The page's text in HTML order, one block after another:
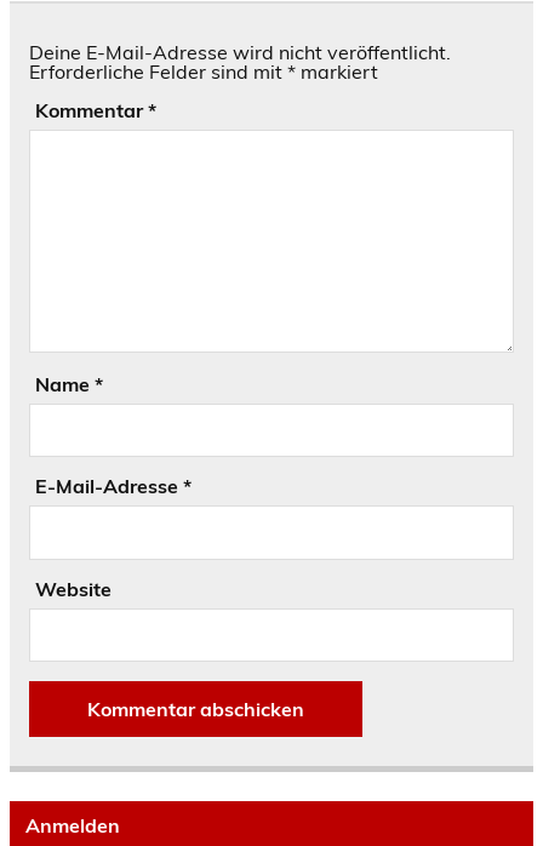
Deine E-Mail-Adresse wird nicht veröffentlicht.
Erforderliche Felder sind mit * markiert
Kommentar*
Name *
E-Mail-Adresse *
Website
Anmelden